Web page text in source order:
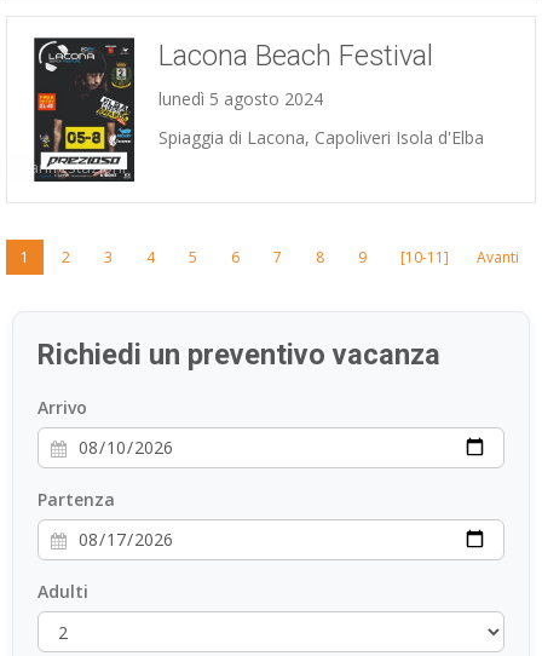
Manifestazioni
Lacona Beach Festival
lunedì 5 agosto 2024
Spiaggia di Lacona, Capoliveri Isola d'Elba
1 2 3 4 5 6 7 8 9 [10-11] Avanti
Richiedi un preventivo vacanza
Arrivo
Partenza
Adulti